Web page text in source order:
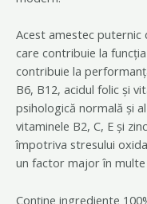
Acest amestec puternic
care contribuie la
contribuie la
B6, B12, acidul folic și
psihologică normală și
vitaminele B2, C, E și
împotriva stresului
un factor major în multe
Conține ingrediente